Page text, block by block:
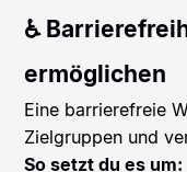
♿
ermöglichen
Eine barrierefreie
Zielgruppen und
So setzt du es um: